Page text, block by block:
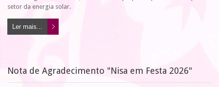
setor da energia solar.
Ler mais...
Nota de Agradecimento "Nisa em Festa 2026"